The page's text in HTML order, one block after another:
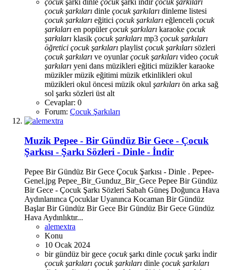
çocukşarkı dinle çocukşarkı i̇ndirçocuk şarkıları
çocuk şarkıları dinle çocuk şarkıları dinleme listesi
çocuk şarkıları eğitici çocuk şarkıları eğlenceli çocuk
şarkıları en popülerçocuk şarkıları karaoke çocuk
şarkıları klasik çocuk şarkıları mp3 çocuk şarkıları
öğretici çocuk şarkıları playlist çocuk şarkıları sözleri
çocuk şarkıları ve oyunlarçocuk şarkıları video çocuk
şarkıları yeni dans müzikleri eğitici müziklerkaraoke
müziklermüzik eğitimi müzik etkinlikleri okul
müzikleri okul öncesi müzik okul şarkıları ön arka sağ
sol şarkı sözleri üst alt
Cevaplar: 0
Forum: Çocuk Şarkıları
Muzik Pepee - Bir Gündüz Bir Gece - Çocuk
Şarkısı - Şarkı Sözleri - Dinle - İndir
Pepee Bir Gündüz Bir Gece Çocuk Şarkısı - Dinle . Pepee-
Genel.jpg Pepee_Bir_Gunduz_Bir_Gece Pepee Bir Gündüz
Bir Gece - Çocuk Şarkı Sözleri Sabah Güneş Doğunca Hava
Aydınlanınca Çocuklar Uyanınca Kocaman Bir Gündüz
Başlar Bir Gündüz Bir Gece Bir Gündüz Bir Gece Gündüz
Hava Aydınlıktır...
alemextra
Konu
10 Ocak 2024
bir gündüz bir gece çocukşarkı dinle çocukşarkı i̇ndir
çocuk şarkıları çocuk şarkıları dinle çocuk şarkıları